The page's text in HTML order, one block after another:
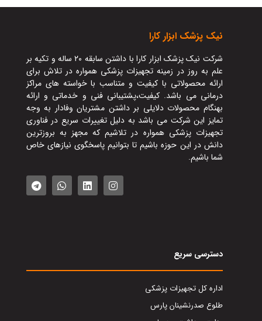
نيک پزشک ابزار کارا
شرکت نیک پزشک ابزار کارا با داشتن سابقه ۲۰ ساله و تکیه بر
علم به روز در زمینه تجهیزات پزشکی همواره در تلاش برای
ارائه محصولاتی با کیفیت و متناسب با خواسته های مراکز
درمانی می باشد. کیفیت،پشتیبانی فنی و خدماتی و ارائه
بهنگام محصولات دلایلی بر داشتن مشتریان وفادار به وجه
تمایز این شرکت می باشد به دلیل تغییرات سریع در فناوری
تجهیزات پزشکی همواره در تلاشیم که مجهز به بروزترین
دانش در این حوزه باشیم تا بتوانیم پاسخگوی نیازهای خاص
شما باشیم.
دسترسی سریع
اداره کل تجهیزات پزشکی
طلوع صدرنشینان پارس